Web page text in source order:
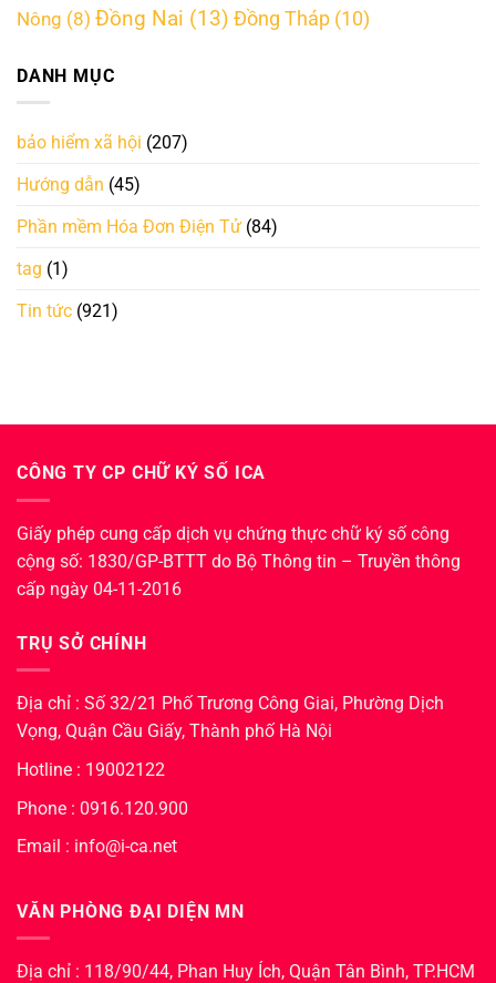
Nông (8) Đồng Nai (13) Đồng Tháp (10)
DANH MỤC
bảo hiểm xã hội (207)
Hướng dẫn (45)
Phần mềm Hóa Đơn Điện Tử (84)
tag (1)
Tin tức (921)
CÔNG TY CP CHỮ KÝ SỐ ICA
Giấy phép cung cấp dịch vụ chứng thực chữ ký số công
cộng số: 1830/GP-BTTT do Bộ Thông tin – Truyền thông
cấp ngày 04-11-2016
TRỤ SỞ CHÍNH
Địa chỉ : Số 32/21 Phố Trương Công Giai, Phường Dịch
Vọng, Quận Cầu Giấy, Thành phố Hà Nội
Hotline : 19002122
Phone : 0916.120.900
Email : info@i-ca.net
VĂN PHÒNG ĐẠI DIỆN MN
Địa chỉ : 118/90/44, Phan Huy Ích, Quận Tân Bình, TP.HCM